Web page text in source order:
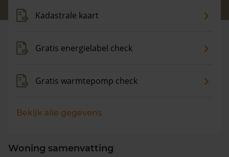
Kadastrale kaart
Gratis energielabel check
Gratis warmtepomp check
Bekijk alle gegevens
Woning samenvatting